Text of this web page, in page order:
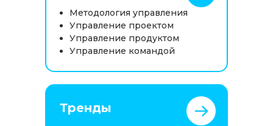
Тренды
Методология управления
Управление проектом
Управление продуктом
Управление командой